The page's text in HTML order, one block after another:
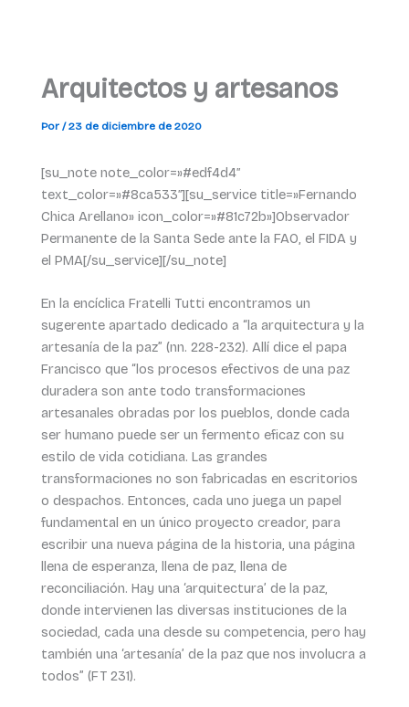
Arquitectos y artesanos
Por /23 de diciembre de 2020
[su_note note_color=»#edf4d4″
text_color=»#8ca533″][su_service title=»Fernando
Chica Arellano» icon_color=»#81c72b»]Observador
Permanente de la Santa Sede ante la FAO, el FIDA y
el PMA[/su_service][/su_note]
En la encíclica Fratelli Tutti encontramos un
sugerente apartado dedicado a “la arquitectura y la
artesanía de la paz” (nn. 228-232). Allí dice el papa
Francisco que “los procesos efectivos de una paz
duradera son ante todo transformaciones
artesanales obradas por los pueblos, donde cada
ser humano puede ser un fermento eficaz con su
estilo de vida cotidiana. Las grandes
transformaciones no son fabricadas en escritorios
o despachos. Entonces, cada uno juega un papel
fundamental en un único proyecto creador, para
escribir una nueva página de la historia, una página
llena de esperanza, llena de paz, llena de
reconciliación. Hay una ‘arquitectura’ de la paz,
donde intervienen las diversas instituciones de la
sociedad, cada una desde su competencia, pero hay
también una ‘artesanía’ de la paz que nos involucra a
todos” (FT 231).